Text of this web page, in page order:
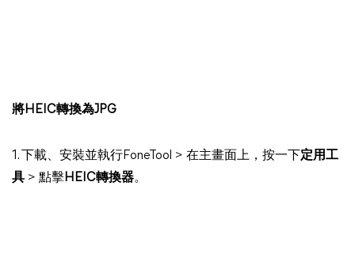
將HEIC轉換為JPG
1. 下載、安裝並執行FoneTool > 在主畫面上，按一下定用工
具 > 點擊HEIC轉換器。